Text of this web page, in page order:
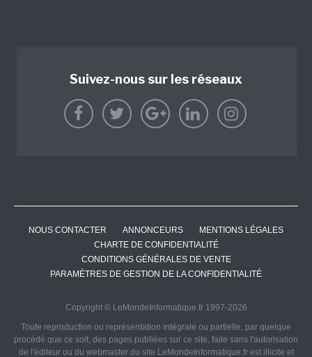
Suivez-nous sur les réseaux
NOUS CONTACTER ANNONCEURS
MENTIONS LÉGALES
CHARTE DE CONFIDENTIALITÉ
CONDITIONS GÉNÉRALES DE VENTE
PARAMÈTRES DE GESTION DE LA CONFIDENTIALITÉ
Copyright © LeMondeInformatique.fr 1997-2026
Toute reproduction ou représentation intégrale ou partielle, par quelque
procédé que ce soit, des pages publiées sur ce site, faite sans l'autorisation
de l'éditeur ou du webmaster du site LeMondeInformatique.fr est illicite et